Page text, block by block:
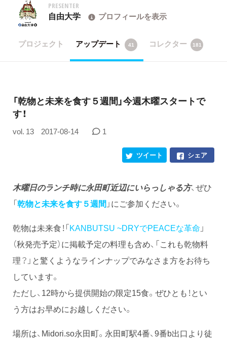
PRESENTER
自由大学 プロフィールを表示
プロジェクト アップデート 41 コレクター 181
「乾物と未来を食す５週間」今週木曜スタートで
す！
vol. 13 2017-08-14 1
シェア
ツイート
木曜日のランチ時に永田町近辺にいらっしゃる方、ぜひ
「乾物と未来を食す５週間」にご参加ください。
乾物は未来食！「KANBUTSU ~DRYでPEACEな革命 」
（秋発売予定）に掲載予定の料理も含め、「これも乾物料
理？」と驚くようなラインナップでみなさま方をお待ち
しています。
ただし、12時から提供開始の限定15食。ぜひとも！とい
う方はお早めにお越しください。
場所は、Midori.so永田町。永田町駅4番、9番b出口より徒